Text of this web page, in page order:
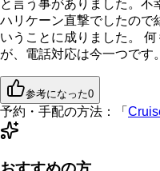
と言う事がありました。不
ハリケーン直撃でしたので
いうことに成りました。
が、電話対応は今一つです。
参考になった0
予約・手配の方法： 「